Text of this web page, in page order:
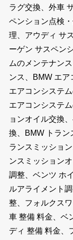
ラグ交換、外車
ペンション点検
理、アウディ サ
ーゲン サスペン
ムのメンテナン
ンス、BMW エ
エアコンシステ
エアコンシステ
ョンオイル交換
換、BMW トラン
ランスミッショ
ンスミッション
調整、ベンツ ホ
ルアライメント
整、フォルクス
車 整備 料金、ベ
ディ 整備 料金、